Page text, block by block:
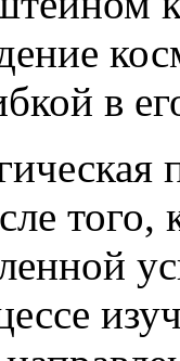
в
того,